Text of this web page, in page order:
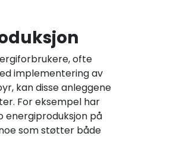
ofte
implementering av
kan disse anleggene
For eksempel har
energiproduksjon på
som støtter både